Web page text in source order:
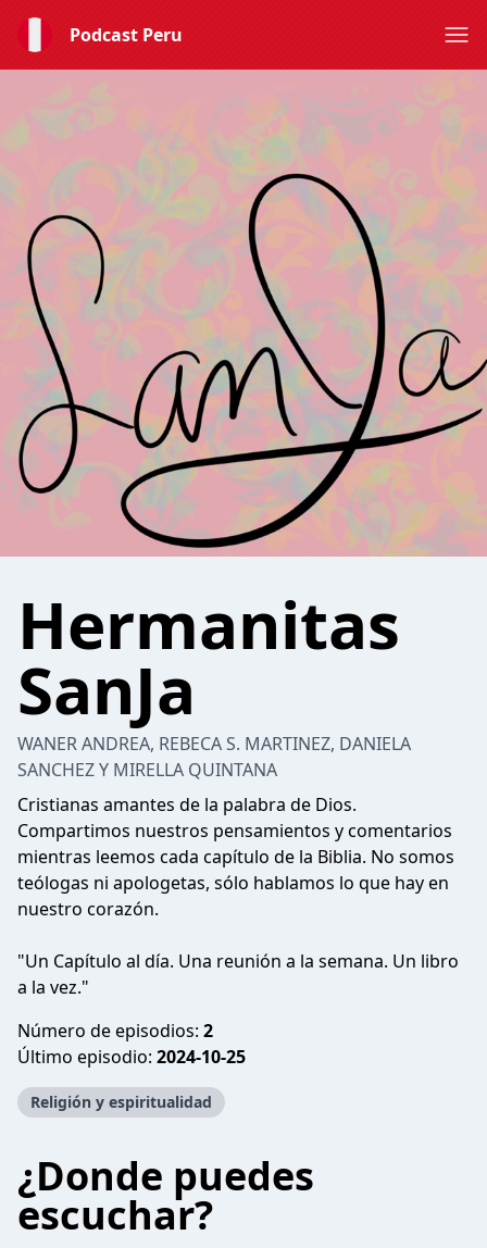
Podcast Peru
Hermanitas
SanJa
WANER ANDREA, REBECA S. MARTINEZ, DANIELA
SANCHEZ Y MIRELLA QUINTANA
Cristianas amantes de la palabra de Dios.
Compartimos nuestros pensamientos y comentarios
mientras leemos cada capítulo de la Biblia. No somos
teólogas ni apologetas, sólo hablamos lo que hay en
nuestro corazón.
"Un Capítulo al día. Una reunión a la semana. Un libro
a la vez."
Número de episodios: 2
Último episodio: 2024-10-25
Religión y espiritualidad
¿Donde puedes
escuchar?